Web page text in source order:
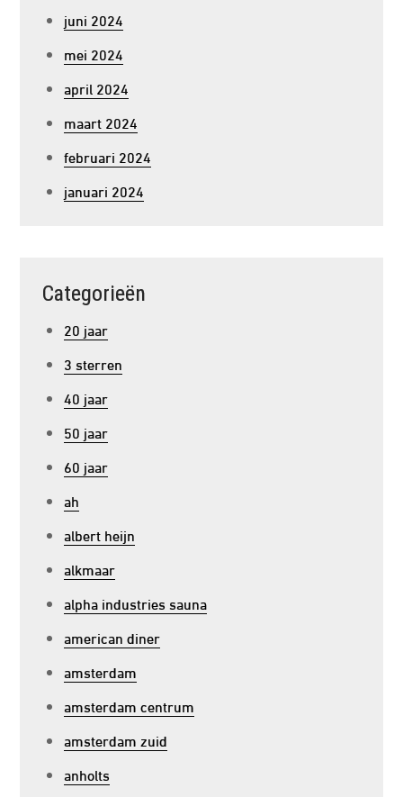
juni 2024
mei 2024
april 2024
maart 2024
februari 2024
januari 2024
Categorieën
20 jaar
3 sterren
40 jaar
50 jaar
60 jaar
ah
albert heijn
alkmaar
alpha industries sauna
american diner
amsterdam
amsterdam centrum
amsterdam zuid
anholts